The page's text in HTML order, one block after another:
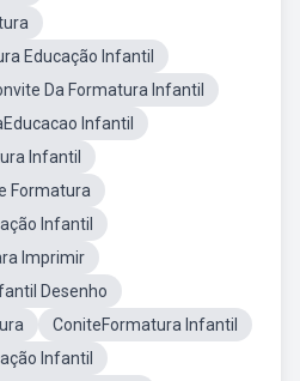
Educação Infantil
Da Formatura Infantil
Infantil
Infantil
Formatura
Infantil
Imprimir
Desenho
ConiteFormatura Infantil
Infantil